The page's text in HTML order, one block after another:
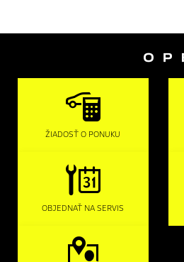

ŽIADOSŤ O PONUKU
OBJEDNAŤ NA SERVIS